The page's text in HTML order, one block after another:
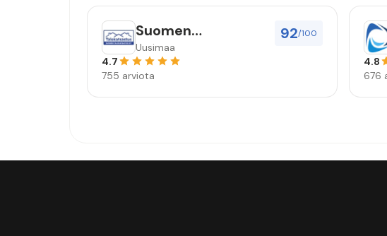
92/100
Suomen
Talokatsastus Oy
Uusimaa
4.7
755 arviota
4.8
676